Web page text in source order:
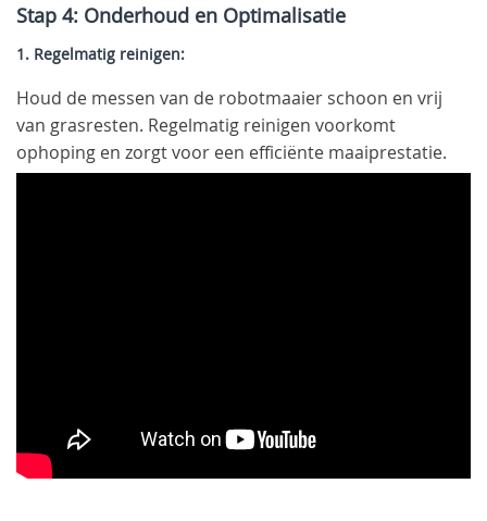
Stap 4: Onderhoud en Optimalisatie
1. Regelmatig reinigen:
Houd de messen van de robotmaaier schoon en vrij
van grasresten. Regelmatig reinigen voorkomt
ophoping en zorgt voor een efficiënte maaiprestatie.